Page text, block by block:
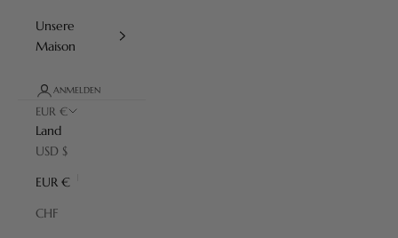
Unsere
Maison
ANMELDEN
EUR €
Land
USD $
EUR €
CHF